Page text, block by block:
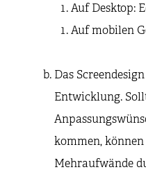
Auf Desktop:
Auf mobilen
Das
Entwicklung.
kommen,
Mehraufwände